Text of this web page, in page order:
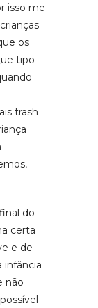
isso me
os
tipo
trash
do
certa
e de
infância
não